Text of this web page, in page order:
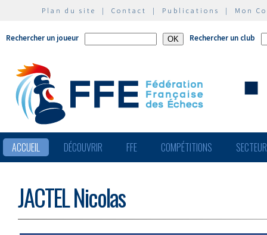
Plan du site | Contact | Publications | Mon
Rechercher un joueur Rechercher un club
ACCUEIL DÉCOUVRIR FFE COMPÉTITIONS
JACTEL Nicolas